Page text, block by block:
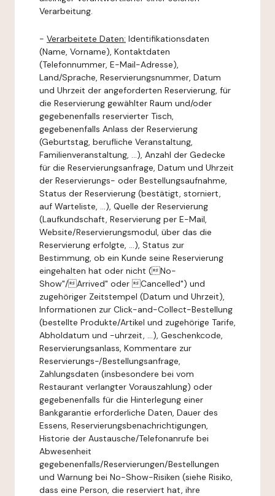
Verarbeitung.
- Verarbeitete Daten: Identifikationsdaten
(Name, Vorname), Kontaktdaten
(Telefonnummer, E-Mail-Adresse),
Land/Sprache, Reservierungsnummer, Datum
und Uhrzeit der angeforderten Reservierung, für
die Reservierung gewählter Raum und/oder
gegebenenfalls reservierter Tisch,
gegebenenfalls Anlass der Reservierung
(Geburtstag, berufliche Veranstaltung,
Familienveranstaltung, ...), Anzahl der Gedecke
für die Reservierungsanfrage, Datum und Uhrzeit
der Reservierungs- oder Bestellungsaufnahme,
Status der Reservierung (bestätigt, storniert,
auf Warteliste, ...), Quelle der Reservierung
(Laufkundschaft, Reservierung per E-Mail,
Website/Reservierungsmodul, über das die
Reservierung erfolgte, ...), Status zur
Bestimmung, ob ein Kunde seine Reservierung
eingehalten hat oder nicht (No-
Show"/Arrived" oder Cancelled") und
zugehöriger Zeitstempel (Datum und Uhrzeit),
Informationen zur Click-and-Collect-Bestellung
(bestellte Produkte/Artikel und zugehörige Tarife,
Abholdatum und -uhrzeit, ...), Geschenkcode,
Reservierungsanlass, Kommentare zur
Reservierungs-/Bestellungsanfrage,
Zahlungsdaten (insbesondere bei vom
Restaurant verlangter Vorauszahlung) oder
gegebenenfalls für die Hinterlegung einer
Bankgarantie erforderliche Daten, Dauer des
Essens, Reservierungsbenachrichtigungen,
Historie der Austausche/Telefonanrufe bei
Abwesenheit
gegebenenfalls/Reservierungen/Bestellungen
und Warnung bei No-Show-Risiken (siehe Risiko,
dass eine Person, die reserviert hat, ihre